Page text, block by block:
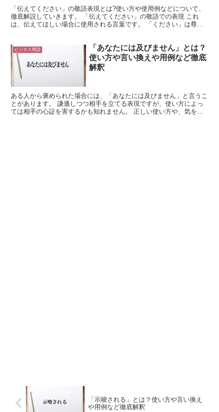
「伝えてください」の敬語表現とは?使い方や使用例などについて、
徹底解説していきます。 「伝えてください」の敬語での表現 これ
は、伝えてほしい場合に使用される言葉です。 「ください」は尊敬
ビジネス用語
「あなたには及びません」とは？
使い方や言い換えや用例など徹底
解釈
ある人から褒められた場合には、「あなたには及びません」と言うこ
とがあります。 謙遜しつつ相手を立てる表現ですが、使い方によっ
ては相手の心証を害するかも知れません。 正しい使い方や、気をつ
「示唆される」とは？使い方や言い換え
や用例など徹底解釈